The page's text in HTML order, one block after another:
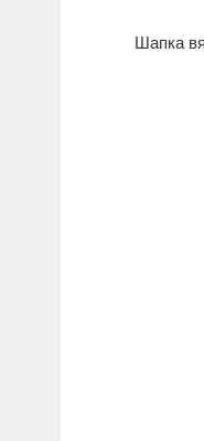
Шапка